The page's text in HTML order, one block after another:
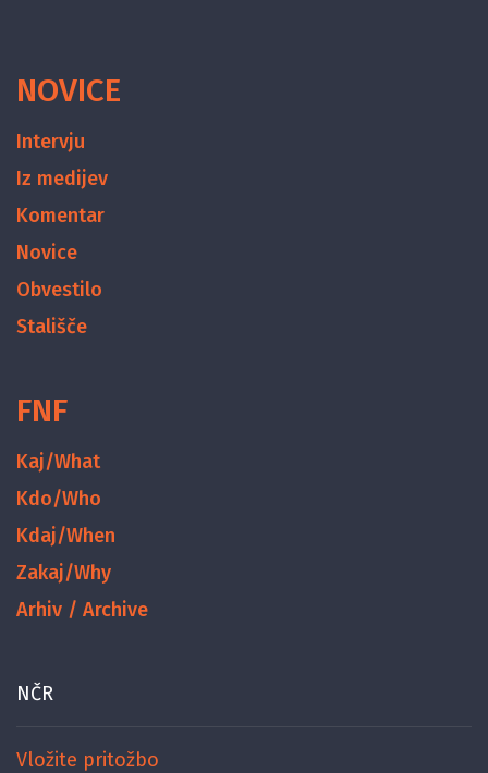
NOVICE
Intervju
Iz medijev
Komentar
Novice
Obvestilo
Stališče
FNF
Kaj/What
Kdo/Who
Kdaj/When
Zakaj/Why
Arhiv / Archive
NČR
Vložite pritožbo